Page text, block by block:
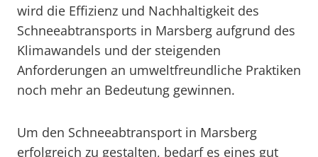
wird die Effizienz und Nachhaltigkeit des
Schneeabtransports in Marsberg aufgrund des
Klimawandels und der steigenden
Anforderungen an umweltfreundliche Praktiken
noch mehr an Bedeutung gewinnen.
Um den Schneeabtransport in Marsberg
erfolgreich zu gestalten, bedarf es eines gut